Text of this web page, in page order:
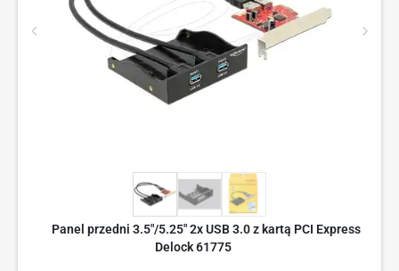
Panel przedni 3.5"/5.25" 2x USB 3.0 z kartą PCI Express
Delock 61775